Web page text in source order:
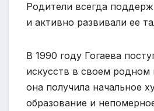
Родители всегда
и активно развивали ее
В 1990 году Гогаева
искусств в своем родном
она получила начальное
образование и